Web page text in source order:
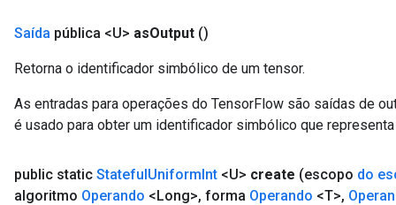
Saída pública <U> asOutput ()
Retorna o identificador simbólico de um tensor.
As entradas para operações do TensorFlow são saídas de
é usado para obter um identificador simbólico que
public static StatefulUniformInt <U> create (escopo do
algoritmo Operando <Long>, forma Operando <T>,